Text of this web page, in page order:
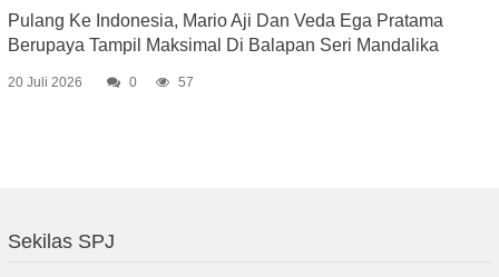
Pulang Ke Indonesia, Mario Aji Dan Veda Ega Pratama
Berupaya Tampil Maksimal Di Balapan Seri Mandalika
20 Juli 2026 0 57
Sekilas SPJ